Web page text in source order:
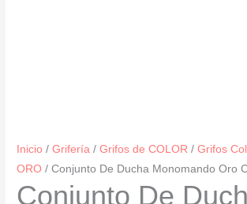
Inicio /Grifería /Grifos de COLOR /Grifos
ORO / Conjunto De Ducha Monomando Oro
Conjunto De